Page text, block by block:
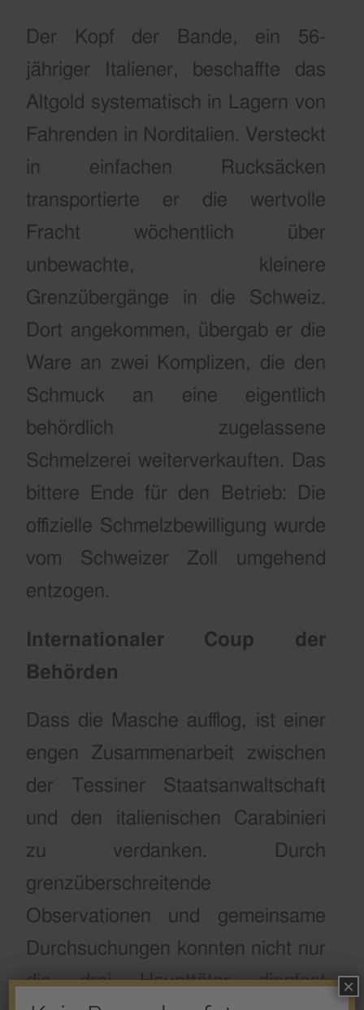
Der Kopf der Bande, ein 56-
jähriger Italiener, beschaffte das
Altgold systematisch in Lagern von
Fahrenden in Norditalien. Versteckt
in einfachen Rucksäcken
transportierte er die wertvolle
Fracht wöchentlich über
unbewachte, kleinere
Grenzübergänge in die Schweiz.
Dort angekommen, übergab er die
Ware an zwei Komplizen, die den
Schmuck an eine eigentlich
behördlich zugelassene
Schmelzerei weiterverkauften. Das
bittere Ende für den Betrieb: Die
offizielle Schmelzbewilligung wurde
vom Schweizer Zoll umgehend
entzogen.
Internationaler Coup der
Behörden
Dass die Masche aufflog, ist einer
engen Zusammenarbeit zwischen
der Tessiner Staatsanwaltschaft
und den italienischen Carabinieri
zu verdanken. Durch
grenzüberschreitende
Observationen und gemeinsame
Durchsuchungen konnten nicht nur
die drei Haupttäter dingfest
×